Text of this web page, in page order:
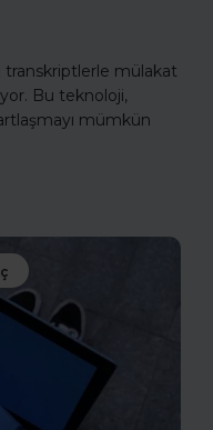
transkriptlerle mülakat
Bu teknoloji,
mümkün